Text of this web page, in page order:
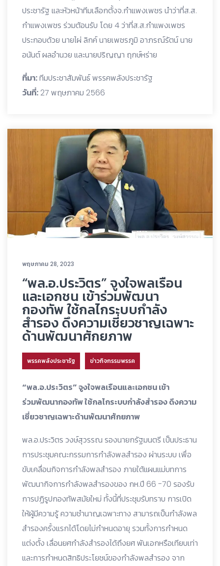
ประชารัฐ และหัวหน้าทีมเลือกตั้งจ.กำแพงเพชร นำว่าที่ส.ส.
กำแพงเพชร ร่วมต้อนรับ โดย 4 ว่าที่ส.ส.กำแพงเพชร
ประกอบด้วย นายไผ่ ลิกค์ นายเพชรภูมิ อาภรณ์รัตน์ นาย
อนันต์ ผลอำนวย และนายปริญญา ฤกษ์หร่าย
ที่มา:ทีมประชาสัมพันธ์ พรรคพลังประชารัฐ
วันที่: 27 พฤษภาคม 2566
พฤษภาคม 28, 2023
“พล.อ.ประวิตร” จูงใจพลเรือน
และเอกชน เข้าร่วมพัฒนา
กองทัพ ใช้กลไกระบบกำลัง
สำรอง ดึงความเชี่ยวชาญเฉพาะ
ด้านพัฒนาศักยภาพ
พรรคพลังประชารัฐ ข่าวกิจกรรมพรรค
“พล.อ.ประวิตร” จูงใจพลเรือนและเอกชน เข้า
ร่วมพัฒนากองทัพ ใช้กลไกระบบกำลังสำรอง ดึงความ
เชี่ยวชาญเฉพาะด้านพัฒนาศักยภาพ
พล.อ.ประวิตร วงษ์สุวรรณ รองนายกรัฐมนตรี เป็นประธาน
การประชุมคณะกรรมการกำลังพลสำรอง ผ่านระบบ เพื่อ
ขับเคลื่อนกิจการกำลังพลสำรอง ภายใต้แผนแม่บทการ
พัฒนากิจการกำลังพลสำรองของ กห.ปี 66 -70 รองรับ
การปฏิรูปกองทัพสมัยใหม่ ทั้งนี้ที่ประชุมรับทราบ การเปิด
ให้ผู้มีความรู้ ความชำนาญเฉพาะทาง สามารถเป็นกำลังพล
สำรองครั้งแรกได้โดยไม่กำหนดอายุ รวมทั้งการกำหนด
แต่งตั้ง เลื่อนยศกำลังสำรองได้ถึงยศ พันเอกหรือเทียบเท่า
และการกำหนดสิทธิประโยชน์ของกำลังพลสำรอง จาก